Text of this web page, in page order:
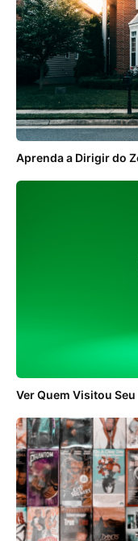
Aprenda a Dirigir do
Ver Quem Visitou